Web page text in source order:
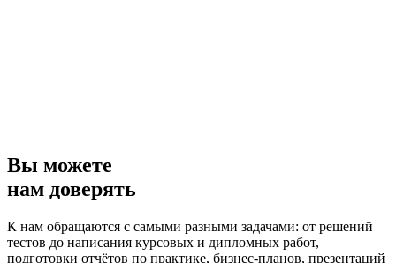
Вы можете
нам доверять
К нам обращаются с самыми разными задачами: от решений
тестов до написания курсовых и дипломных работ,
подготовки отчётов по практике, бизнес-планов, презентаций